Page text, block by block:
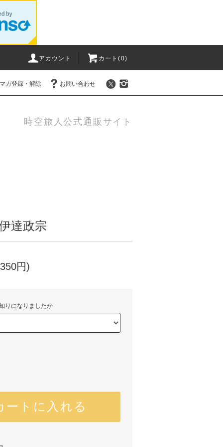
アカウント カート(0)
ガ登録・解除 お問い合わせ
時空旅人公式通販サイト
達政宗
円)
りになりましたか
ートに入れる